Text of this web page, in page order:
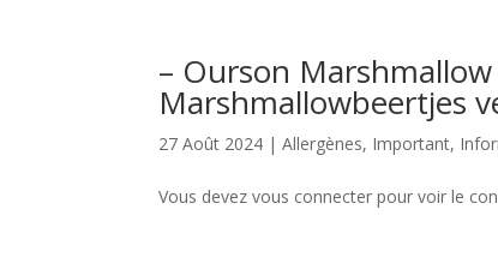
– Ourson
Marshmallowbeertjes
27 Août 2024 | Allergènes, Important,
Vous devez vous connecter pour voir le